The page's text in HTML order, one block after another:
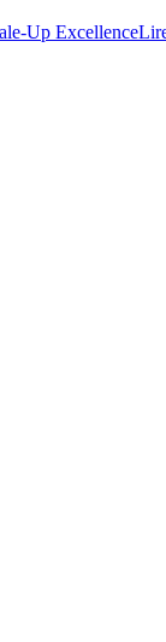
Up Excellence